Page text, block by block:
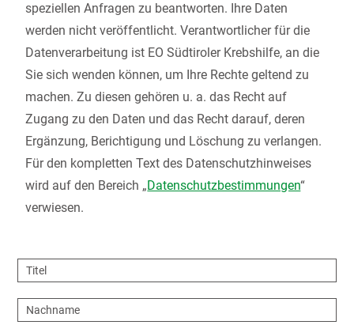
speziellen Anfragen zu beantworten. Ihre Daten
werden nicht veröffentlicht. Verantwortlicher für die
Datenverarbeitung ist EO Südtiroler Krebshilfe, an die
Sie sich wenden können, um Ihre Rechte geltend zu
machen. Zu diesen gehören u. a. das Recht auf
Zugang zu den Daten und das Recht darauf, deren
Ergänzung, Berichtigung und Löschung zu verlangen.
Für den kompletten Text des Datenschutzhinweises
wird auf den Bereich „Datenschutzbestimmungen“
verwiesen.
Titel
Nachname